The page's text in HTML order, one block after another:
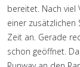
bereitet. Nach
einer
Zeit an. Gerade
schon geöffnet.